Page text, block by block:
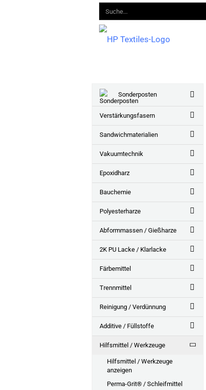
Sonderposten
Verstärkungsfasern
Sandwichmaterialien
Vakuumtechnik
Epoxidharz
Bauchemie
Polyesterharze
Abformmassen / Gießharze
2K PU Lacke / Klarlacke
Färbemittel
Trennmittel
Reinigung / Verdünnung
Additive / Füllstoffe
Hilfsmittel / Werkzeuge
Hilfsmittel / Werkzeuge
anzeigen
Perma-Grit® / Schleifmittel